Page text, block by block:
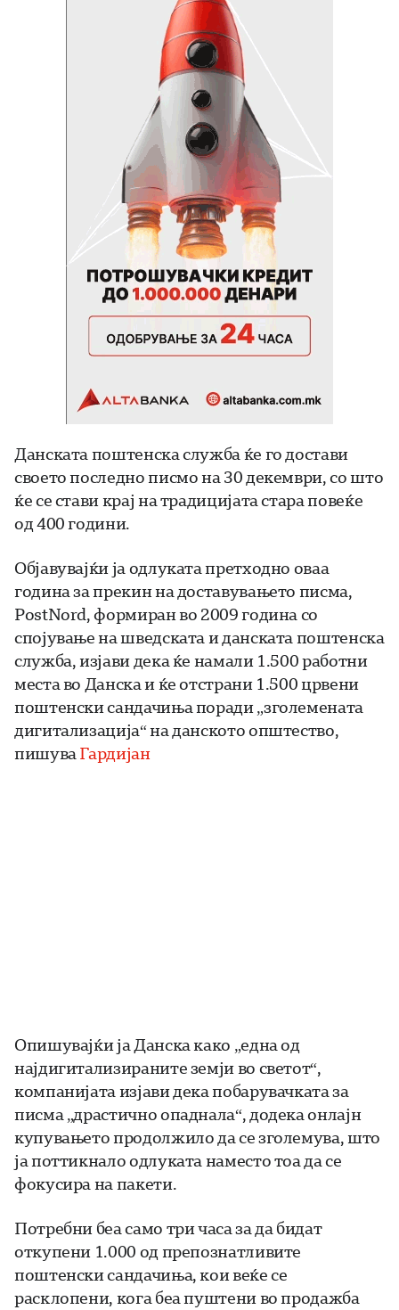
Данската поштенска служба ќе го достави
своето последно писмо на 30 декември, со што
ќе се стави крај на традицијата стара повеќе
од 400 години.
Објавувајќи ја одлуката претходно оваа
година за прекин на доставувањето писма,
PostNord, формиран во 2009 година со
спојување на шведската и данската поштенска
служба, изјави дека ќе намали 1.500 работни
места во Данска и ќе отстрани 1.500 црвени
поштенски сандачиња поради „зголемената
дигитализација“ на данското општество,
пишуваГардијан
Опишувајќи ја Данска како „една од
најдигитализираните земји во светот“,
компанијата изјави дека побарувачката за
писма „драстично опаднала“, додека онлајн
купувањето продолжило да се зголемува, што
ја поттикнало одлуката наместо тоа да се
фокусира на пакети.
Потребни беа само три часа за да бидат
откупени 1.000 од препознатливите
поштенски сандачиња, кои веќе се
расклопени, кога беа пуштени во продажба